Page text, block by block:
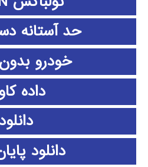
حد آستانه
خودرو بدون
داده
دانلود
دانلود